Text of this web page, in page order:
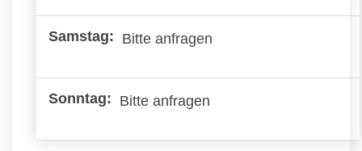
Bitte anfragen
Bitte anfragen